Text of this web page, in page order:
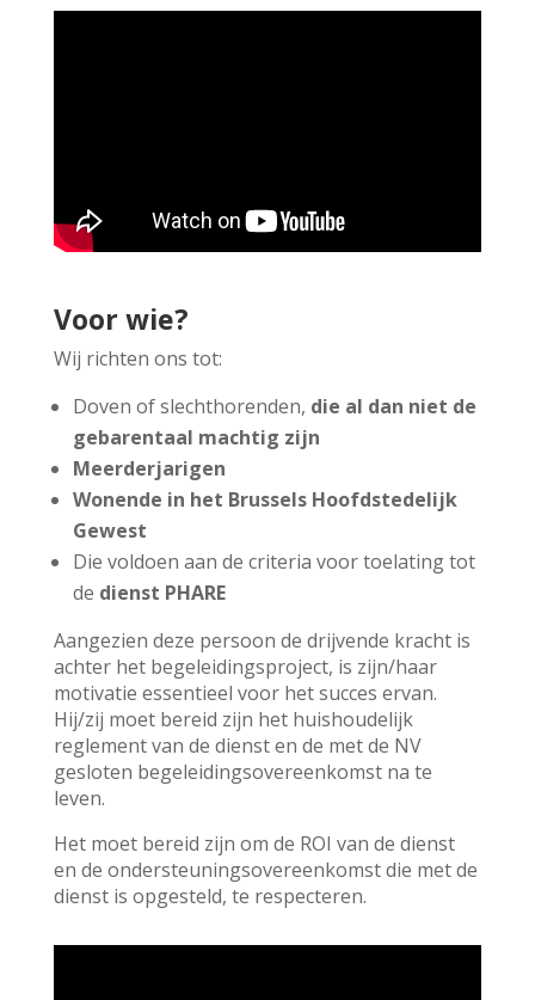
Voor wie?
Wij richten ons tot:
Doven of slechthorenden, die al dan niet de
gebarentaal machtig zijn
Meerderjarigen
Wonende in het Brussels Hoofdstedelijk
Gewest
Die voldoen aan de criteria voor toelating tot
de dienst PHARE
Aangezien deze persoon de drijvende kracht is
achter het begeleidingsproject, is zijn/haar
motivatie essentieel voor het succes ervan.
Hij/zij moet bereid zijn het huishoudelijk
reglement van de dienst en de met de NV
gesloten begeleidingsovereenkomst na te
leven.
Het moet bereid zijn om de ROI van de dienst
en de ondersteuningsovereenkomst die met de
dienst is opgesteld, te respecteren.